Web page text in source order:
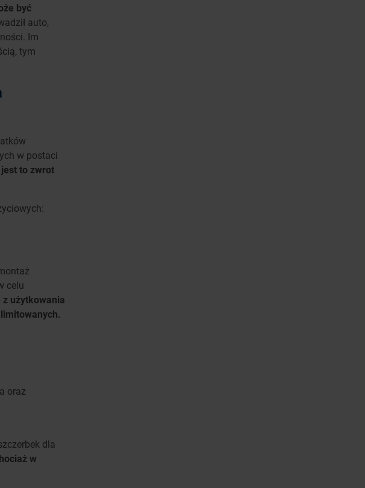
być
auto,
Im
tym
w postaci
to zwrot
celu
użytkowania
oraz
dla
w